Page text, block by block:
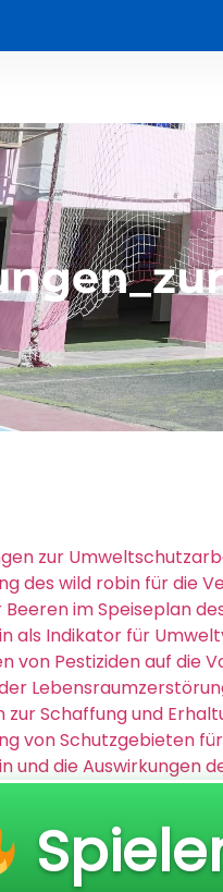
zur
des wild robin für die
Beeren im Speiseplan
als Indikator für
von Pestiziden auf die
zur Schaffung und
von Schutzgebieten
und die Auswirkungen